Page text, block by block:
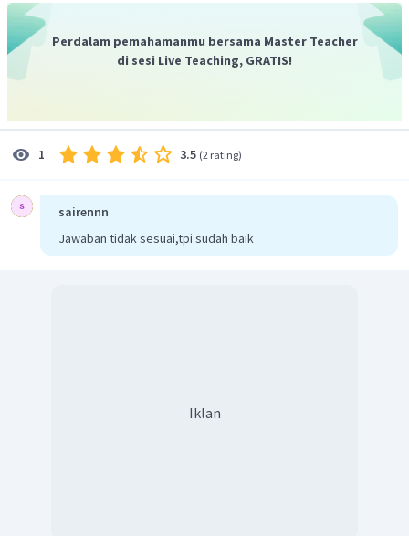
dapat disimpulkan bahwa :
,
Perdalam pemahamanmu bersama Master Teacher
di sesi Live Teaching, GRATIS!
1 3.5 (2 rating)
sairennn
Jawaban tidak sesuai,tpi sudah baik
Iklan